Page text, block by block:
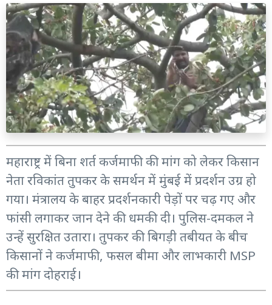
महाराष्ट्र में बिना शर्त कर्जमाफी की मांग को लेकर किसान
नेता रविकांत तुपकर के समर्थन में मुंबई में प्रदर्शन उग्र हो
गया। मंत्रालय के बाहर प्रदर्शनकारी पेड़ों पर चढ़ गए और
फांसी लगाकर जान देने की धमकी दी। पुलिस-दमकल ने
उन्हें सुरक्षित उतारा। तुपकर की बिगड़ी तबीयत के बीच
किसानों ने कर्जमाफी, फसल बीमा और लाभकारी MSP
की मांग दोहराई।